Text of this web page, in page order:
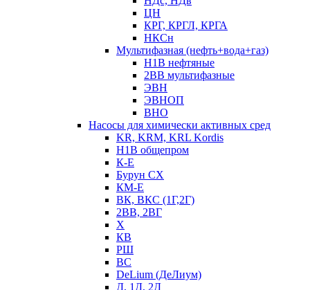
ЦН
КРГ, КРГЛ, КРГА
НКСн
Мультифазная (нефть+вода+газ)
Н1В нефтяные
2ВВ мультифазные
ЭВН
ЭВНОП
ВНО
Насосы для химически активных сред
KR, KRM, KRL Kordis
Н1В общепром
К-Е
Бурун СХ
КМ-Е
ВК, ВКС (1Г,2Г)
2ВВ, 2ВГ
Х
КВ
РШ
ВС
DeLium (ДеЛиум)
Д, 1Д, 2Д